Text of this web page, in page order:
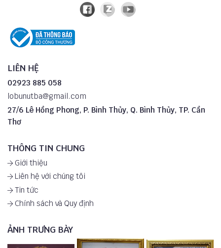
LIÊN HỆ
02923 885 058
lobunutba@gmail.com
27/6 Lê Hồng Phong, P. Bình Thủy, Q. Bình Thủy, TP. Cần
Thơ
THÔNG TIN CHUNG
Giới thiệu
Liên hệ với chúng tôi
Tin tức
Chính sách và Quy định
ẢNH TRƯNG BÀY